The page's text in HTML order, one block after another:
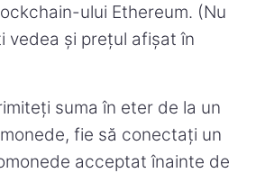
ului Ethereum. (Nu
vedea și prețul afișat în
suma în eter de la un
fie să conectați un
acceptat înainte de